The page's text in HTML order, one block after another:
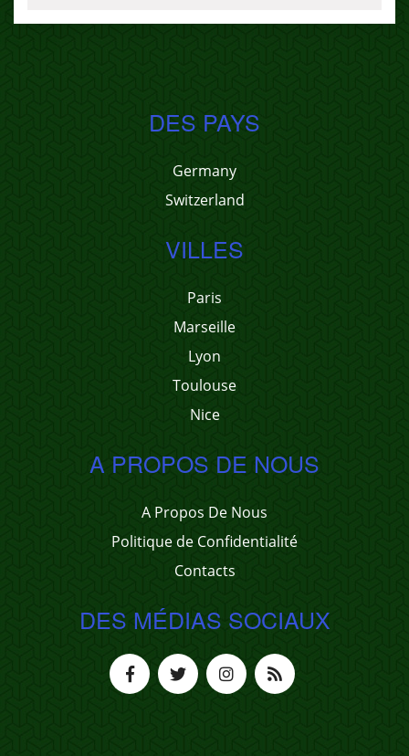
DES PAYS
Germany
Switzerland
VILLES
Paris
Marseille
Lyon
Toulouse
Nice
A PROPOS DE NOUS
A Propos De Nous
Politique de Confidentialité
Contacts
DES MÉDIAS SOCIAUX